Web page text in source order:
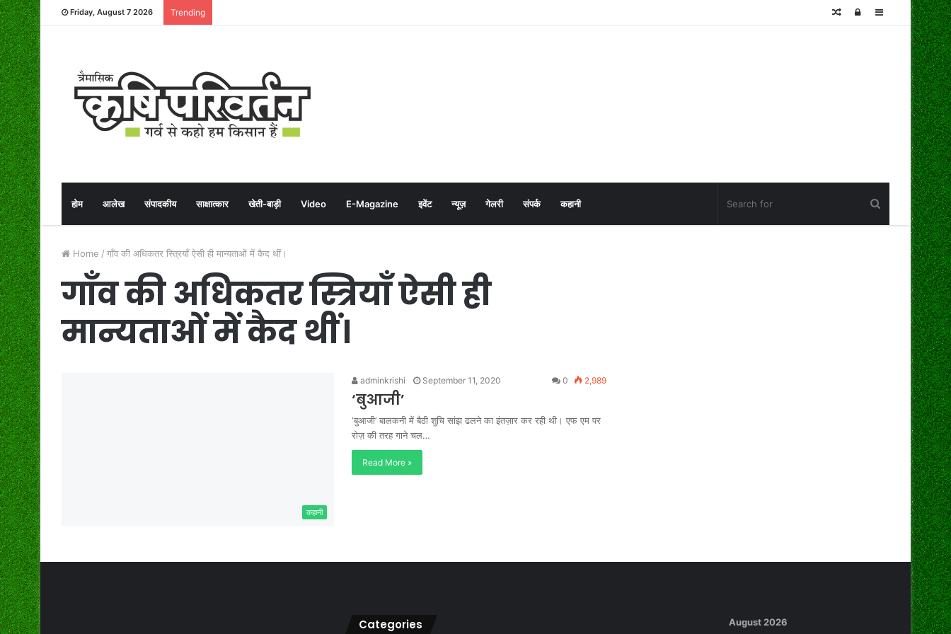
Friday, August 7 2026 Trending Sidebar
Log
Random
होम आलेख संपादकीय साक्षात्कार खेती-बाड़ी Video E-Magazine इवेंट न्यूज़ गेलरी संपर्क कहानी
Home / गाँव की अधिकतर स्त्रियाँ ऐसी ही मान्यताओं में कैद थीं।
गाँव की अधिकतर स्त्रियाँ ऐसी ही
मान्यताओं में कैद थीं।
कहानी
adminkrishi September 11, 2020 0 2,989
‘बुआजी’
‘बुआजी’ बालकनी में बैठी शुचि सांझ ढलने का इंतज़ार कर रही थी। एफ एम पर
रोज़ की तरह गाने चल…
Read More »
Categories August 2026